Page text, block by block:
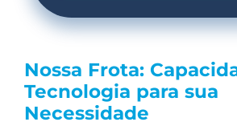
a
s
e
l
Nossa Frota:
Tecnologia para sua
Necessidade